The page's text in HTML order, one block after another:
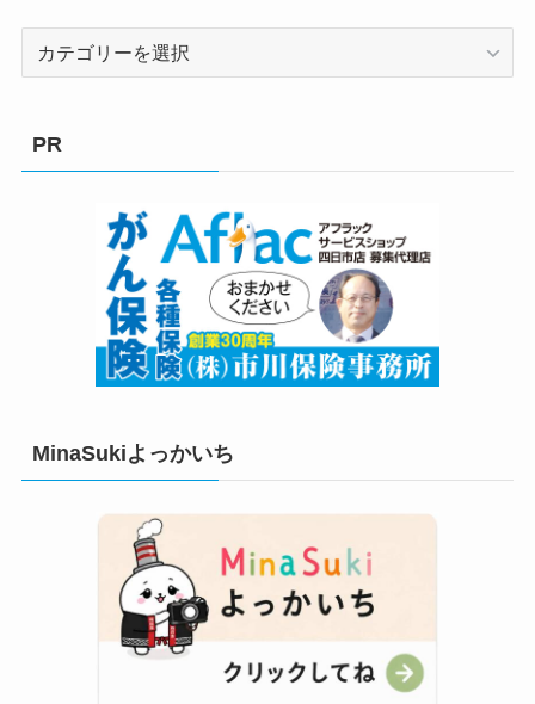
PR
MinaSukiよっかいち